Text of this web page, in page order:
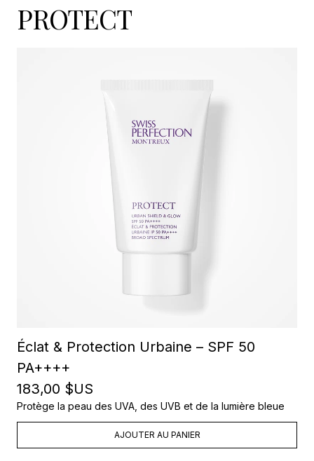
PROTECT
Éclat & Protection Urbaine – SPF 50
PA++++
183,00 $US
Protège la peau des UVA, des UVB et de la lumière bleue
AJOUTER AU PANIER